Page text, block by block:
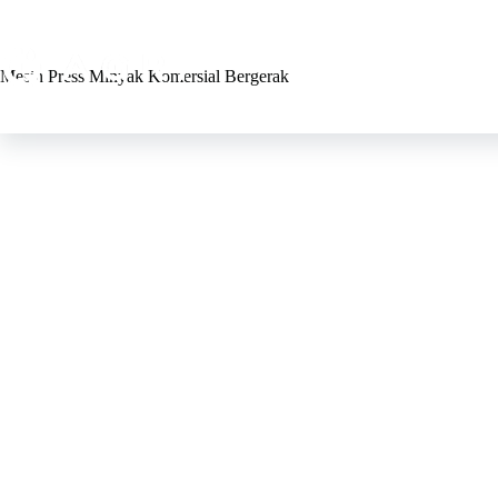
Mesin Press Minyak Komersial Bergerak